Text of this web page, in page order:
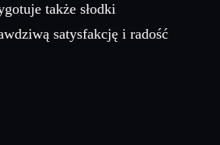
także słodki
satysfakcję i radość